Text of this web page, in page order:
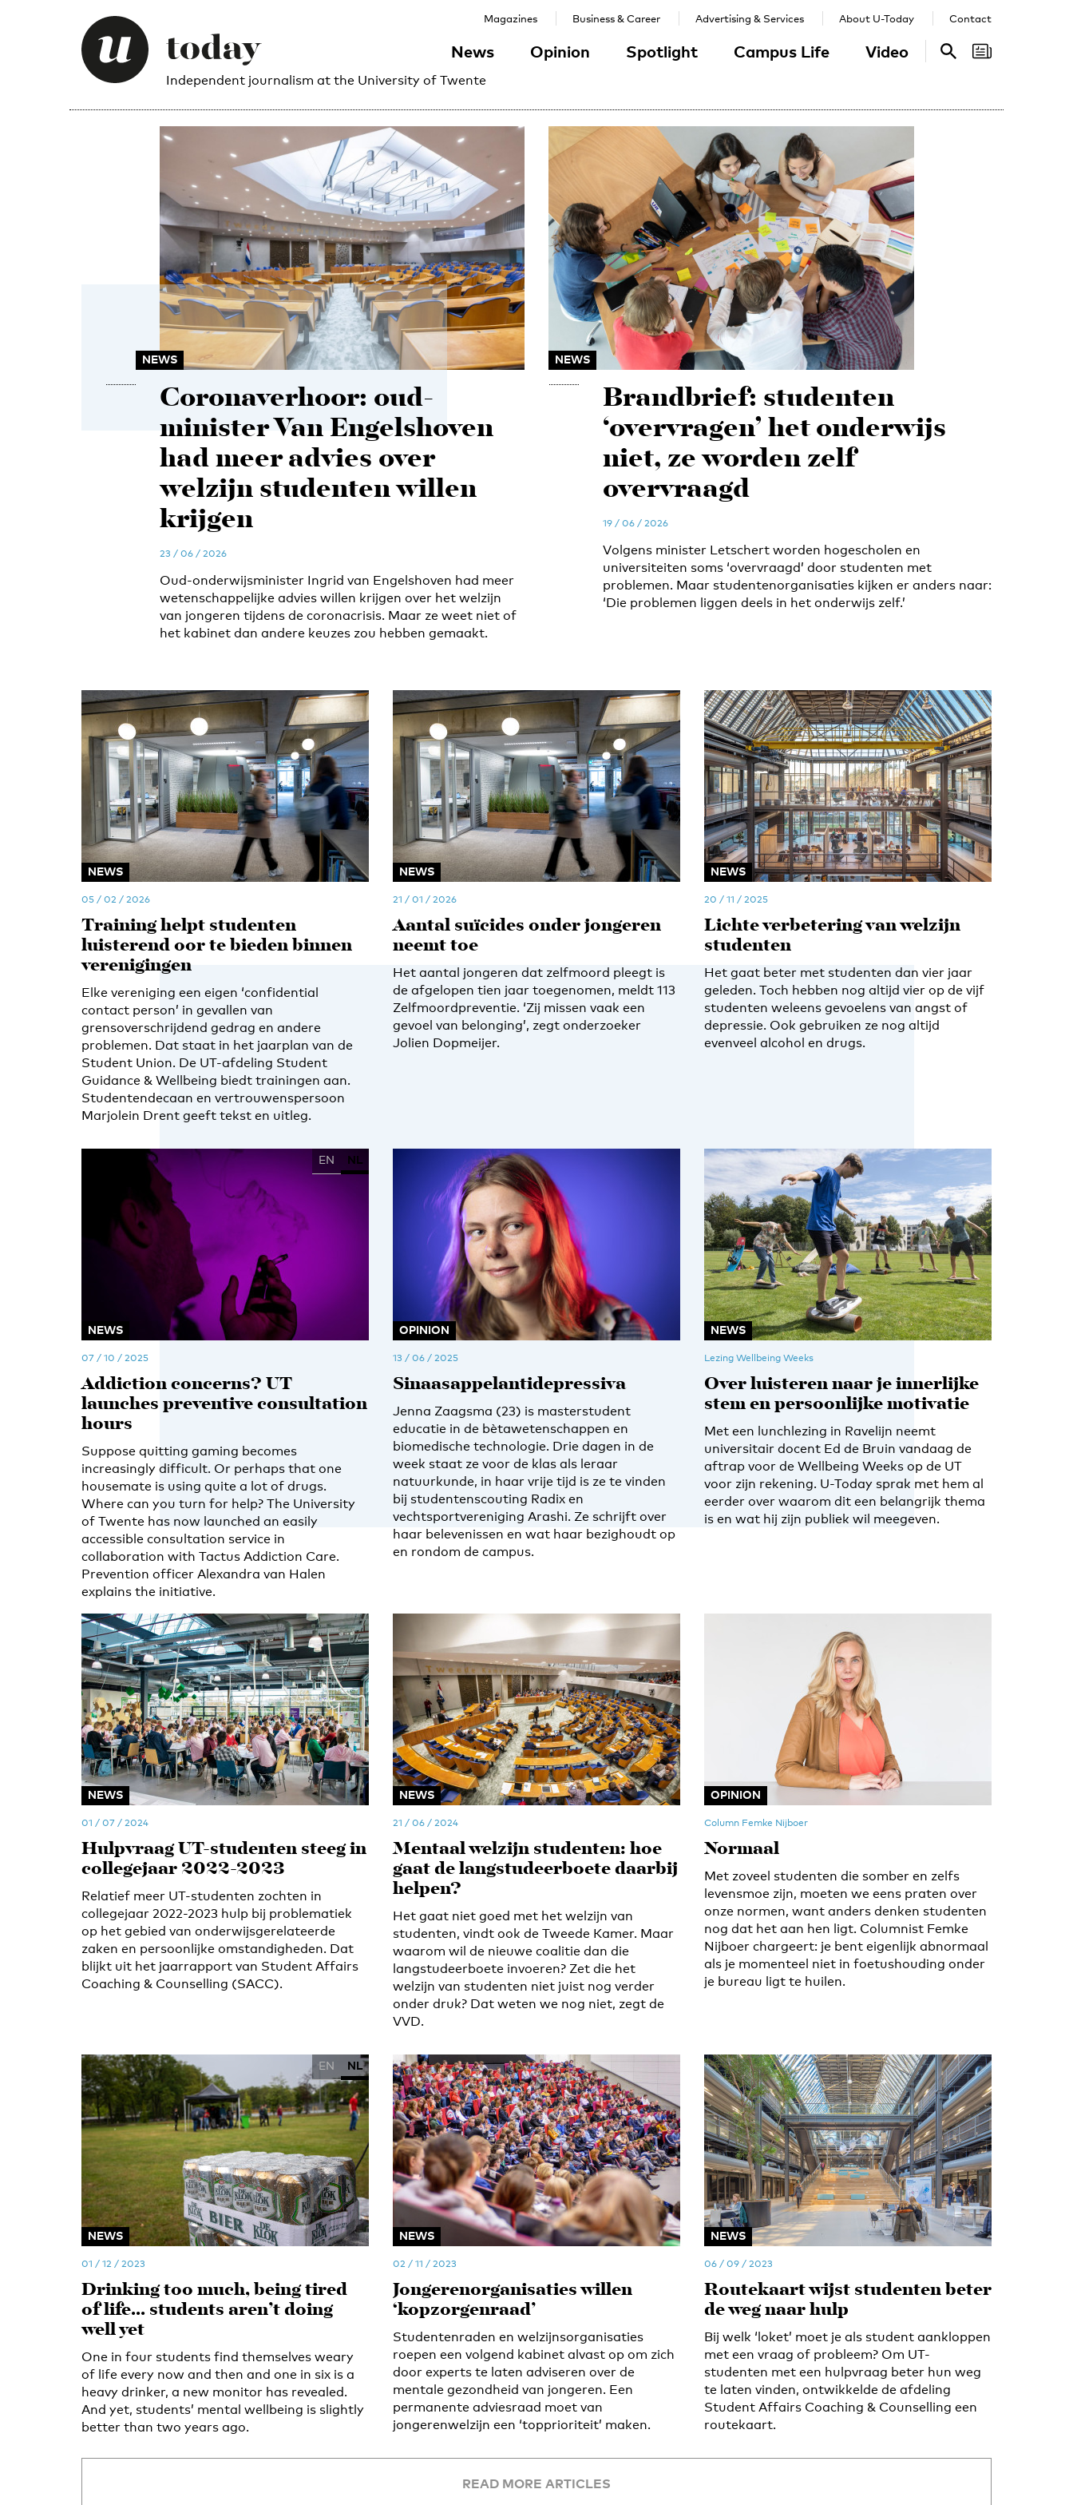
Independent journalism at the University of Twente
News Opinion Spotlight Campus Life Video
Magazines Business & Career Advertising & Services About U-Today Contact
Search
NEWS
Coronaverhoor: oud-
minister Van Engelshoven
had meer advies over
welzijn studenten willen
krijgen
23 / 06 / 2026
Oud-onderwijsminister Ingrid van Engelshoven had meer
wetenschappelijke advies willen krijgen over het welzijn
van jongeren tijdens de coronacrisis. Maar ze weet niet of
het kabinet dan andere keuzes zou hebben gemaakt.
NEWS
Brandbrief: studenten
‘overvragen’ het onderwijs
niet, ze worden zelf
overvraagd
19 / 06 / 2026
Volgens minister Letschert worden hogescholen en
universiteiten soms ‘overvraagd’ door studenten met
problemen. Maar studentenorganisaties kijken er anders naar:
‘Die problemen liggen deels in het onderwijs zelf.’
NEWS
05 / 02 / 2026
Training helpt studenten
luisterend oor te bieden binnen
verenigingen
Elke vereniging een eigen ‘confidential
contact person’ in gevallen van
grensoverschrijdend gedrag en andere
problemen. Dat staat in het jaarplan van de
Student Union. De UT-afdeling Student
Guidance & Wellbeing biedt trainingen aan.
Studentendecaan en vertrouwenspersoon
Marjolein Drent geeft tekst en uitleg.
NEWS
21 / 01 / 2026
Aantal suïcides onder jongeren
neemt toe
Het aantal jongeren dat zelfmoord pleegt is
de afgelopen tien jaar toegenomen, meldt 113
Zelfmoordpreventie. ‘Zij missen vaak een
gevoel van belonging’, zegt onderzoeker
Jolien Dopmeijer.
NEWS
20 / 11 / 2025
Lichte verbetering van welzijn
studenten
Het gaat beter met studenten dan vier jaar
geleden. Toch hebben nog altijd vier op de vijf
studenten weleens gevoelens van angst of
depressie. Ook gebruiken ze nog altijd
evenveel alcohol en drugs.
EN NL
NEWS
07 / 10 / 2025
Addiction concerns? UT
launches preventive consultation
hours
Suppose quitting gaming becomes
increasingly difficult. Or perhaps that one
housemate is using quite a lot of drugs.
Where can you turn for help? The University
of Twente has now launched an easily
accessible consultation service in
collaboration with Tactus Addiction Care.
Prevention officer Alexandra van Halen
explains the initiative.
OPINION
13 / 06 / 2025
Sinaasappelantidepressiva
Jenna Zaagsma (23) is masterstudent
educatie in de bètawetenschappen en
biomedische technologie. Drie dagen in de
week staat ze voor de klas als leraar
natuurkunde, in haar vrije tijd is ze te vinden
bij studentenscouting Radix en
vechtsportvereniging Arashi. Ze schrijft over
haar belevenissen en wat haar bezighoudt op
en rondom de campus.
NEWS
Lezing Wellbeing Weeks
Over luisteren naar je innerlijke
stem en persoonlijke motivatie
Met een lunchlezing in Ravelijn neemt
universitair docent Ed de Bruin vandaag de
aftrap voor de Wellbeing Weeks op de UT
voor zijn rekening. U-Today sprak met hem al
eerder over waarom dit een belangrijk thema
is en wat hij zijn publiek wil meegeven.
NEWS
01 / 07 / 2024
Hulpvraag UT-studenten steeg in
collegejaar 2022-2023
Relatief meer UT-studenten zochten in
collegejaar 2022-2023 hulp bij problematiek
op het gebied van onderwijsgerelateerde
zaken en persoonlijke omstandigheden. Dat
blijkt uit het jaarrapport van Student Affairs
Coaching & Counselling (SACC).
NEWS
21 / 06 / 2024
Mentaal welzijn studenten: hoe
gaat de langstudeerboete daarbij
helpen?
Het gaat niet goed met het welzijn van
studenten, vindt ook de Tweede Kamer. Maar
waarom wil de nieuwe coalitie dan die
langstudeerboete invoeren? Zet die het
welzijn van studenten niet juist nog verder
onder druk? Dat weten we nog niet, zegt de
VVD.
OPINION
Column Femke Nijboer
Normaal
Met zoveel studenten die somber en zelfs
levensmoe zijn, moeten we eens praten over
onze normen, want anders denken studenten
nog dat het aan hen ligt. Columnist Femke
Nijboer chargeert: je bent eigenlijk abnormaal
als je momenteel niet in foetushouding onder
je bureau ligt te huilen.
EN NL
NEWS
01 / 12 / 2023
Drinking too much, being tired
of life... students aren’t doing
well yet
One in four students find themselves weary
of life every now and then and one in six is a
heavy drinker, a new monitor has revealed.
And yet, students’ mental wellbeing is slightly
better than two years ago.
NEWS
02 / 11 / 2023
Jongerenorganisaties willen
‘kopzorgenraad’
Studentenraden en welzijnsorganisaties
roepen een volgend kabinet alvast op om zich
door experts te laten adviseren over de
mentale gezondheid van jongeren. Een
permanente adviesraad moet van
jongerenwelzijn een ‘topprioriteit’ maken.
NEWS
06 / 09 / 2023
Routekaart wijst studenten beter
de weg naar hulp
Bij welk ‘loket’ moet je als student aankloppen
met een vraag of probleem? Om UT-
studenten met een hulpvraag beter hun weg
te laten vinden, ontwikkelde de afdeling
Student Affairs Coaching & Counselling een
routekaart.
READ MORE ARTICLES